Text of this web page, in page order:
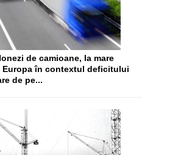
de camioane, la mare
Europa în contextul deficitului
de pe...